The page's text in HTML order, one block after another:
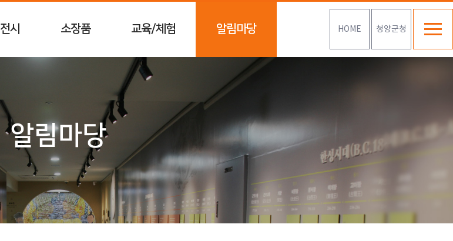
HOME 청양군청
전시 소장품 교육/체험 알림마당
알림마당